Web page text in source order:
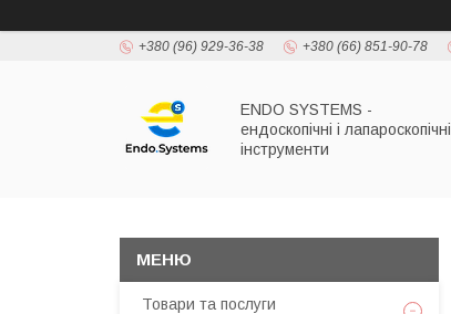
+380 (96) 929-36-38 +380 (66) 851-90-78
ENDO SYSTEMS -
ендоскопічні і лапароскопічні
інструменти
Товари та послуги